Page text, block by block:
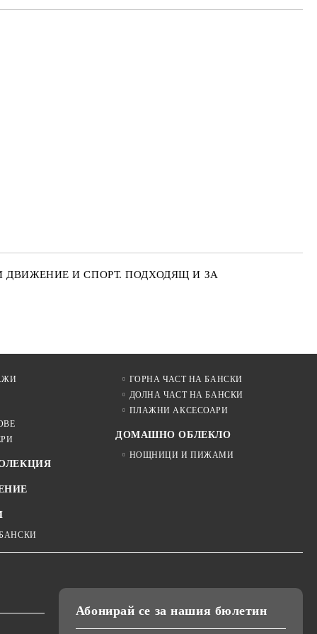
И СПОРТ. ПОДХОДЯЩ И ЗА
ГОРНА ЧАСТ НА БАНСКИ
ДОЛНА ЧАСТ НА БАНСКИ
ПЛАЖНИ АКСЕСОАРИ
ДОМАШНО ОБЛЕКЛО
НОЩНИЦИ И ПИЖАМИ
Абонирай се за нашия бюлетин